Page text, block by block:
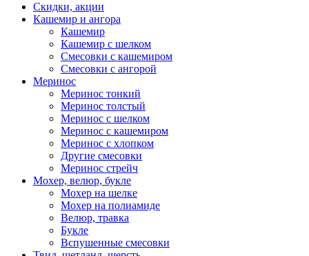
Скидки, акции
Кашемир и ангора
Кашемир
Кашемир с шелком
Смесовки с кашемиром
Смесовки с ангорой
Меринос
Меринос тонкий
Меринос толстый
Меринос с шелком
Меринос с кашемиром
Меринос с хлопком
Другие смесовки
Меринос стрейч
Мохер, велюр, букле
Мохер на шелке
Мохер на полиамиде
Велюр, травка
Букле
Вспушенные смесовки